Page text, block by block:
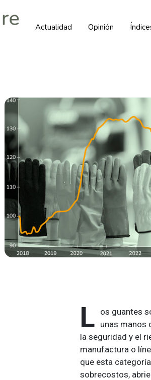
Actualidad Opinión
L os guantes
unas manos
la seguridad y el
manufactura o
que esta
sobrecostos,